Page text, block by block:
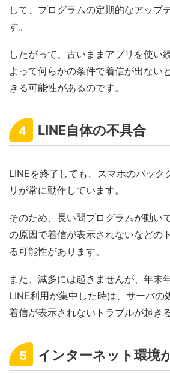
して、プログラムの定期的なアップ
す。
したがって、古いままアプリを使い
よって何らかの条件で着信が出ない
きる可能性があるのです。
4 LINE自体の不具合
LINEを終了しても、スマホのバック
リが常に動作しています。
そのため、長い間プログラムが動い
の原因で着信が表示されないなどの
る可能性があります。
また、滅多には起きませんが、年末
LINE利用が集中した時は、サーバの
着信が表示されないトラブルが起き
5 インターネット環境